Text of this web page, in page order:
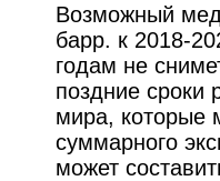
Возможный
барр. к 2018-
годам не
поздние сроки
мира, которые
суммарного
может